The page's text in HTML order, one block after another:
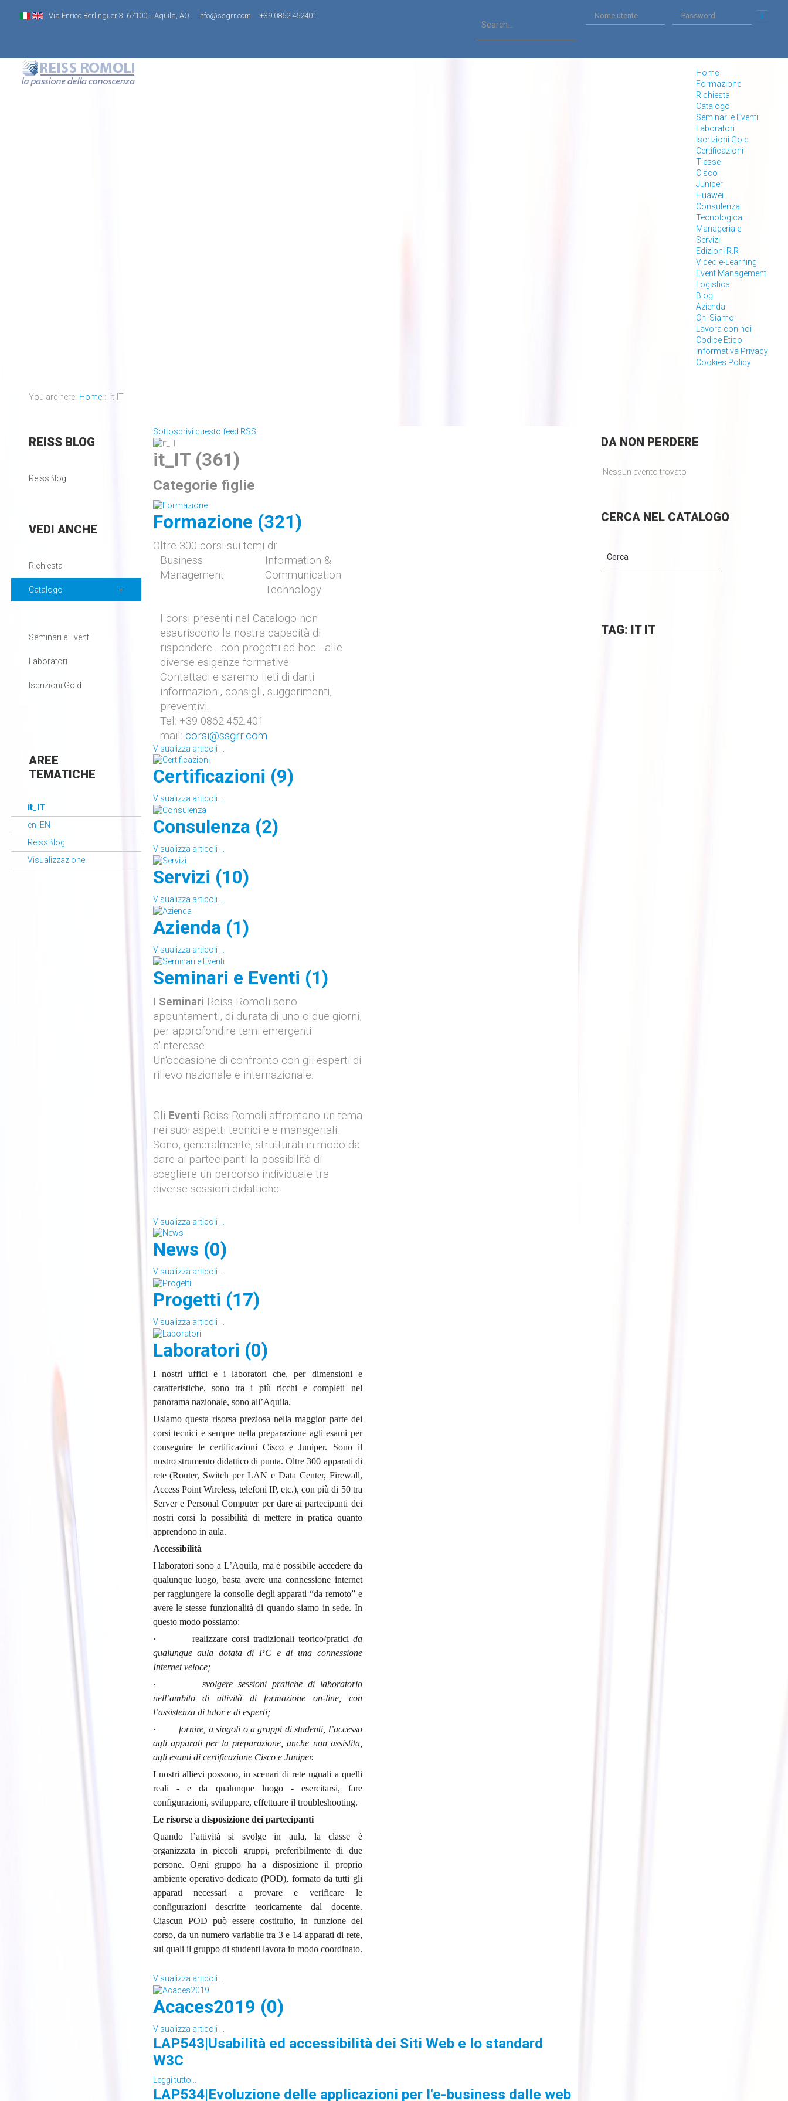
Via Enrico Berlinguer 3, 67100 L'Aquila, AQ info@ssgrr.com +39 0862 452401
Home
Formazione
Richiesta
Catalogo
Seminari e Eventi
Laboratori
Iscrizioni Gold
Certificazioni
Tiesse
Cisco
Juniper
Huawei
Consulenza
Tecnologica
Manageriale
Servizi
Edizioni R.R
Video e-Learning
Event Management
Logistica
Blog
Azienda
Chi Siamo
Lavora con noi
Codice Etico
Informativa Privacy
Cookies Policy
You are here: Home :: it-IT
Sottoscrivi questo feed RSS
it_IT (361)
Categorie figlie
Formazione (321)
Oltre 300 corsi sui temi di:
Business
Management
Information &
Communication
Technology
I corsi presenti nel Catalogo non
esauriscono la nostra capacità di
rispondere - con progetti ad hoc - alle
diverse esigenze formative.
Contattaci e saremo lieti di darti
informazioni, consigli, suggerimenti,
preventivi.
Tel: +39 0862.452.401
mail:corsi@ssgrr.com
Visualizza articoli ...
Certificazioni (9)
Visualizza articoli ...
Consulenza (2)
Visualizza articoli ...
Servizi (10)
Visualizza articoli ...
Azienda (1)
Visualizza articoli ...
Seminari e Eventi (1)
I Seminari Reiss Romoli sono
appuntamenti, di durata di uno o due giorni,
per approfondire temi emergenti
d'interesse.
Un'occasione di confronto con gli esperti di
rilievo nazionale e internazionale.
Gli Eventi Reiss Romoli affrontano un tema
nei suoi aspetti tecnici e e manageriali.
Sono, generalmente, strutturati in modo da
dare ai partecipanti la possibilità di
scegliere un percorso individuale tra
diverse sessioni didattiche.
Visualizza articoli ...
News (0)
Visualizza articoli ...
Progetti (17)
Visualizza articoli ...
Laboratori (0)
I nostri uffici e i laboratori che, per dimensioni e
caratteristiche, sono tra i più ricchi e completi nel
panorama nazionale, sono all’Aquila.
Usiamo questa risorsa preziosa nella maggior parte dei
corsi tecnici e sempre nella preparazione agli esami per
conseguire le certificazioni Cisco e Juniper. Sono il
nostro strumento didattico di punta. Oltre 300 apparati di
rete (Router, Switch per LAN e Data Center, Firewall,
Access Point Wireless, telefoni IP, etc.), con più di 50 tra
Server e Personal Computer per dare ai partecipanti dei
nostri corsi la possibilità di mettere in pratica quanto
apprendono in aula.
Accessibilità
I laboratori sono a L’Aquila, ma è possibile accedere da
qualunque luogo, basta avere una connessione internet
per raggiungere la consolle degli apparati “da remoto” e
avere le stesse funzionalità di quando siamo in sede. In
questo modo possiamo:
· realizzare corsi tradizionali teorico/pratici da
qualunque aula dotata di PC e di una connessione
Internet veloce;
·svolgere sessioni pratiche di laboratorio
nell’ambito di attività di formazione on-line, con
l’assistenza di tutor e di esperti;
·fornire, a singoli o a gruppi di studenti, l’accesso
agli apparati per la preparazione, anche non assistita,
agli esami di certificazione Cisco e Juniper.
I nostri allievi possono, in scenari di rete uguali a quelli
reali - e da qualunque luogo - esercitarsi, fare
configurazioni, sviluppare, effettuare il troubleshooting.
Le risorse a disposizione dei partecipanti
Quando l’attività si svolge in aula, la classe è
organizzata in piccoli gruppi, preferibilmente di due
persone. Ogni gruppo ha a disposizione il proprio
ambiente operativo dedicato (POD), formato da tutti gli
apparati necessari a provare e verificare le
configurazioni descritte teoricamente dal docente.
Ciascun POD può essere costituito, in funzione del
corso, da un numero variabile tra 3 e 14 apparati di rete,
sui quali il gruppo di studenti lavora in modo coordinato.
Visualizza articoli ...
Acaces2019 (0)
Visualizza articoli ...
LAP543|Usabilità ed accessibilità dei Siti Web e lo standard
W3C
Leggi tutto...
LAP534|Evoluzione delle applicazioni per l'e-business dalle web
REISSBLOG
ReissBlog
VEDI ANCHE
Richiesta
Catalogo
Seminari e Eventi
Laboratori
Iscrizioni Gold
AREE
TEMATICHE
it_IT
en_EN
ReissBlog
Visualizzazione
DANON PERDERE
Nessun evento trovato
CERCANEL CATALOGO
TAG: IT IT